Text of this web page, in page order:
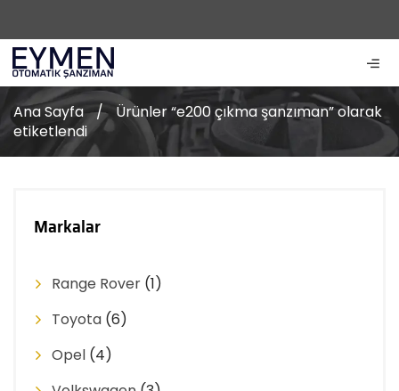
Ana Sayfa / Ürünler “e200 çıkma şanzıman” olarak
etiketlendi
Markalar
Range Rover (1)
Toyota (6)
Opel (4)